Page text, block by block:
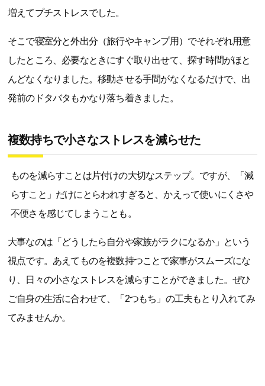
増えてプチストレスでした。
そこで寝室分と外出分（旅行やキャンプ用）でそれぞれ用意
したところ、必要なときにすぐ取り出せて、探す時間がほと
んどなくなりました。移動させる手間がなくなるだけで、出
発前のドタバタもかなり落ち着きました。
複数持ちで小さなストレスを減らせた
ものを減らすことは片付けの大切なステップ。ですが、「減
らすこと」だけにとらわれすぎると、かえって使いにくさや
不便さを感じてしまうことも。
大事なのは「どうしたら自分や家族がラクになるか」という
視点です。あえてものを複数持つことで家事がスムーズにな
り、日々の小さなストレスを減らすことができました。ぜひ
ご自身の生活に合わせて、「2つもち」の工夫もとり入れてみ
てみませんか。